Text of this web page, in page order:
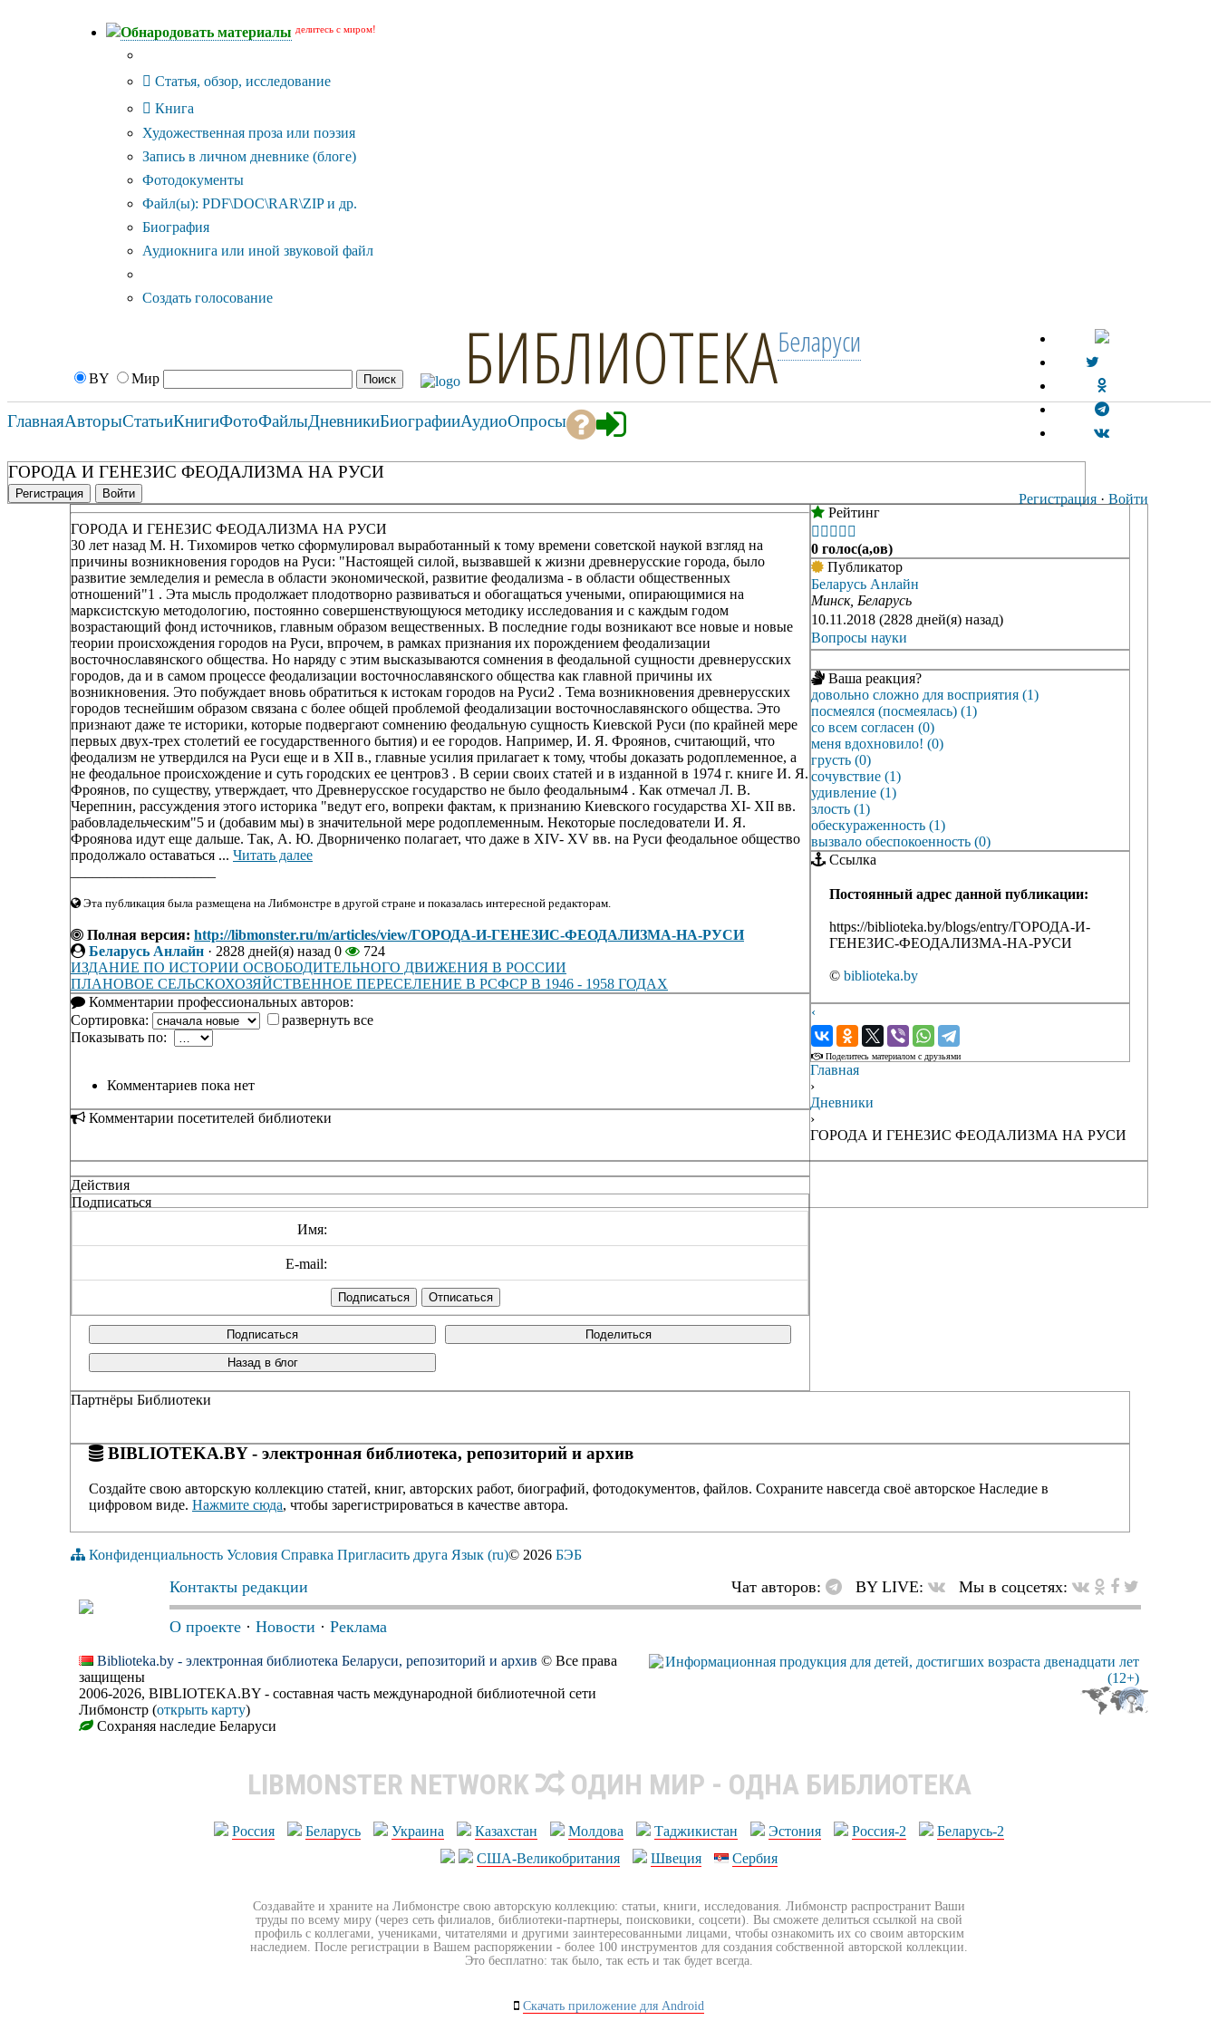
Обнародовать материалы делитесь с миром!
Статья, обзор, исследование
Книга
Художественная проза или поэзия
Запись в личном дневнике (блоге)
Фотодокументы
Файл(ы): PDF\DOC\RAR\ZIP и др.
Биография
Аудиокнига или иной звуковой файл
Создать голосование
BY Мир БИБЛИОТЕКАБеларуси
Регистрация · Войти
ГлавнаяАвторыСтатьиКнигиФотоФайлыДневникиБиографииАудиоОпросы
ГОРОДА И ГЕНЕЗИС ФЕОДАЛИЗМА НА РУСИ
Регистрация Войти
ГОРОДА И ГЕНЕЗИС ФЕОДАЛИЗМА НА РУСИ
30 лет назад М. Н. Тихомиров четко сформулировал выработанный к тому времени советской наукой взгляд на
причины возникновения городов на Руси: "Настоящей силой, вызвавшей к жизни древнерусские города, было
развитие земледелия и ремесла в области экономической, развитие феодализма - в области общественных
отношений"1 . Эта мысль продолжает плодотворно развиваться и обогащаться учеными, опирающимися на
марксистскую методологию, постоянно совершенствующуюся методику исследования и с каждым годом
возрастающий фонд источников, главным образом вещественных. В последние годы возникают все новые и новые
теории происхождения городов на Руси, впрочем, в рамках признания их порождением феодализации
восточнославянского общества. Но наряду с этим высказываются сомнения в феодальной сущности древнерусских
городов, да и в самом процессе феодализации восточнославянского общества как главной причины их
возникновения. Это побуждает вновь обратиться к истокам городов на Руси2 . Тема возникновения древнерусских
городов теснейшим образом связана с более общей проблемой феодализации восточнославянского общества. Это
признают даже те историки, которые подвергают сомнению феодальную сущность Киевской Руси (по крайней мере
первых двух-трех столетий ее государственного бытия) и ее городов. Например, И. Я. Фроянов, считающий, что
феодализм не утвердился на Руси еще и в XII в., главные усилия прилагает к тому, чтобы доказать родоплеменное, а
не феодальное происхождение и суть городских ее центров3 . В серии своих статей и в изданной в 1974 г. книге И. Я.
Фроянов, по существу, утверждает, что Древнерусское государство не было феодальным4 . Как отмечал Л. В.
Черепнин, рассуждения этого историка "ведут его, вопреки фактам, к признанию Киевского государства XI- XII вв.
рабовладельческим"5 и (добавим мы) в значительной мере родоплеменным. Некоторые последователи И. Я.
Фроянова идут еще дальше. Так, А. Ю. Дворниченко полагает, что даже в XIV- XV вв. на Руси феодальное общество
продолжало оставаться ... Читать далее
Эта публикация была размещена на Либмонстре в другой стране и показалась интересной редакторам.
Полная версия: http://libmonster.ru/m/articles/view/ГОРОДА-И-ГЕНЕЗИС-ФЕОДАЛИЗМА-НА-РУСИ
Беларусь Анлайн · 2828 дней(я) назад 0
724
ИЗДАНИЕ ПО ИСТОРИИ ОСВОБОДИТЕЛЬНОГО ДВИЖЕНИЯ В РОССИИ
ПЛАНОВОЕ СЕЛЬСКОХОЗЯЙСТВЕННОЕ ПЕРЕСЕЛЕНИЕ В РСФСР В 1946 - 1958 ГОДАХ
Комментарии профессиональных авторов:
Сортировка:
развернуть все
Показывать по:
Комментариев пока нет
Комментарии посетителей библиотеки
Действия
Подписаться
Имя:
E-mail:
Подписаться Поделиться
Назад в блог
Рейтинг
    
0 голос(а,ов)
Публикатор
Беларусь Анлайн
Минск, Беларусь
10.11.2018 (2828 дней(я) назад)
Вопросы науки
Ваша реакция?
довольно сложно для восприятия (1)
посмеялся (посмеялась) (1)
со всем согласен (0)
меня вдохновило! (0)
грусть (0)
сочувствие (1)
удивление (1)
злость (1)
обескураженность (1)
вызвало обеспокоенность (0)
Ссылка
Постоянный адрес данной публикации:
https://biblioteka.by/blogs/entry/ГОРОДА-И-
ГЕНЕЗИС-ФЕОДАЛИЗМА-НА-РУСИ
© biblioteka.by
‹
›
Поделитесь материалом с друзьями
Партнёры Библиотеки
BIBLIOTEKA.BY - электронная библиотека, репозиторий и архив
Создайте свою авторскую коллекцию статей, книг, авторских работ, биографий, фотодокументов, файлов. Сохраните навсегда своё авторское Наследие в
цифровом виде. Нажмите сюда, чтобы зарегистрироваться в качестве автора.
Главная
›
Дневники
›
ГОРОДА И ГЕНЕЗИС ФЕОДАЛИЗМА НА РУСИ
Конфиденциальность Условия Справка Пригласить друга Язык (ru)© 2026 БЭБ
Контакты редакции Чат авторов: BY LIVE: Мы в соцсетях:
О проекте · Новости · Реклама
Biblioteka.by - электронная библиотека Беларуси, репозиторий и архив © Все права
защищены
2006-2026, BIBLIOTEKA.BY - составная часть международной библиотечной сети
Либмонстр (открыть карту)
Сохраняя наследие Беларуси
LIBMONSTER NETWORK ОДИН МИР - ОДНА БИБЛИОТЕКА
Россия Беларусь Украина Казахстан Молдова Таджикистан Эстония Россия-2
Беларусь-2
США-Великобритания
Швеция Сербия
Создавайте и храните на Либмонстре свою авторскую коллекцию: статьи, книги, исследования. Либмонстр распространит Ваши
труды по всему миру (через сеть филиалов, библиотеки-партнеры, поисковики, соцсети). Вы сможете делиться ссылкой на свой
профиль с коллегами, учениками, читателями и другими заинтересованными лицами, чтобы ознакомить их со своим авторским
наследием. После регистрации в Вашем распоряжении - более 100 инструментов для создания собственной авторской коллекции.
Это бесплатно: так было, так есть и так будет всегда.
Скачать приложение для Android